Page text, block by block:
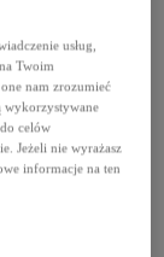
usług,
Twoim
nam zrozumieć
wykorzystywane
celów
Jeżeli nie wyrażasz
informacje na ten